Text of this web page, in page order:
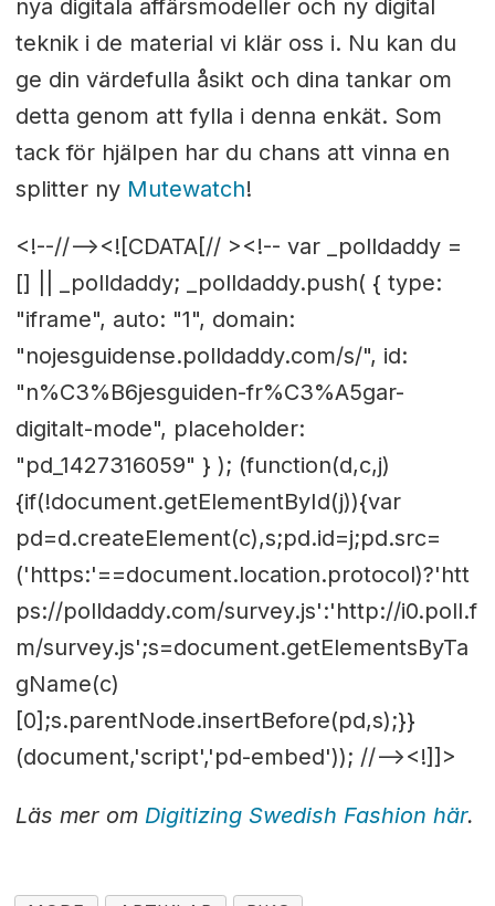
nya digitala affärsmodeller och ny digital
teknik i de material vi klär oss i. Nu kan du
ge din värdefulla åsikt och dina tankar om
detta genom att fylla i denna enkät. Som
tack för hjälpen har du chans att vinna en
splitter ny Mutewatch!
<!--//--><![CDATA[// ><!-- var _polldaddy =
[] || _polldaddy; _polldaddy.push( { type:
"iframe", auto: "1", domain:
"nojesguidense.polldaddy.com/s/", id:
"n%C3%B6jesguiden-fr%C3%A5gar-
digitalt-mode", placeholder:
"pd_1427316059" } ); (function(d,c,j)
{if(!document.getElementById(j)){var
pd=d.createElement(c),s;pd.id=j;pd.src=
('https:'==document.location.protocol)?'htt
ps://polldaddy.com/survey.js':'http://i0.poll.f
m/survey.js';s=document.getElementsByTa
gName(c)
[0];s.parentNode.insertBefore(pd,s);}}
(document,'script','pd-embed')); //--><!]]>
Läs mer omDigitizing Swedish Fashion här.